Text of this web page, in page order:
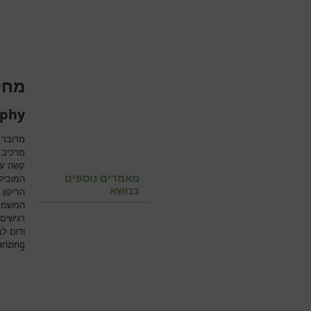
ודום
מאמרים נוספים
בנושא